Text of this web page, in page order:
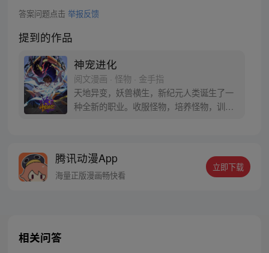
答案问题点击 举报反馈
提到的作品
神宠进化
阅文漫画 · 怪物 · 金手指
天地异变，妖兽横生，新纪元人类诞生了一
种全新的职业。收服怪物，培养怪物，训练
只翱翔九天的真龙。 每周三、六更新
腾讯动漫App
海量正版漫画畅快看
立即下载
相关问答